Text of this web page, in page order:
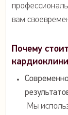
вам
Почему
Мы